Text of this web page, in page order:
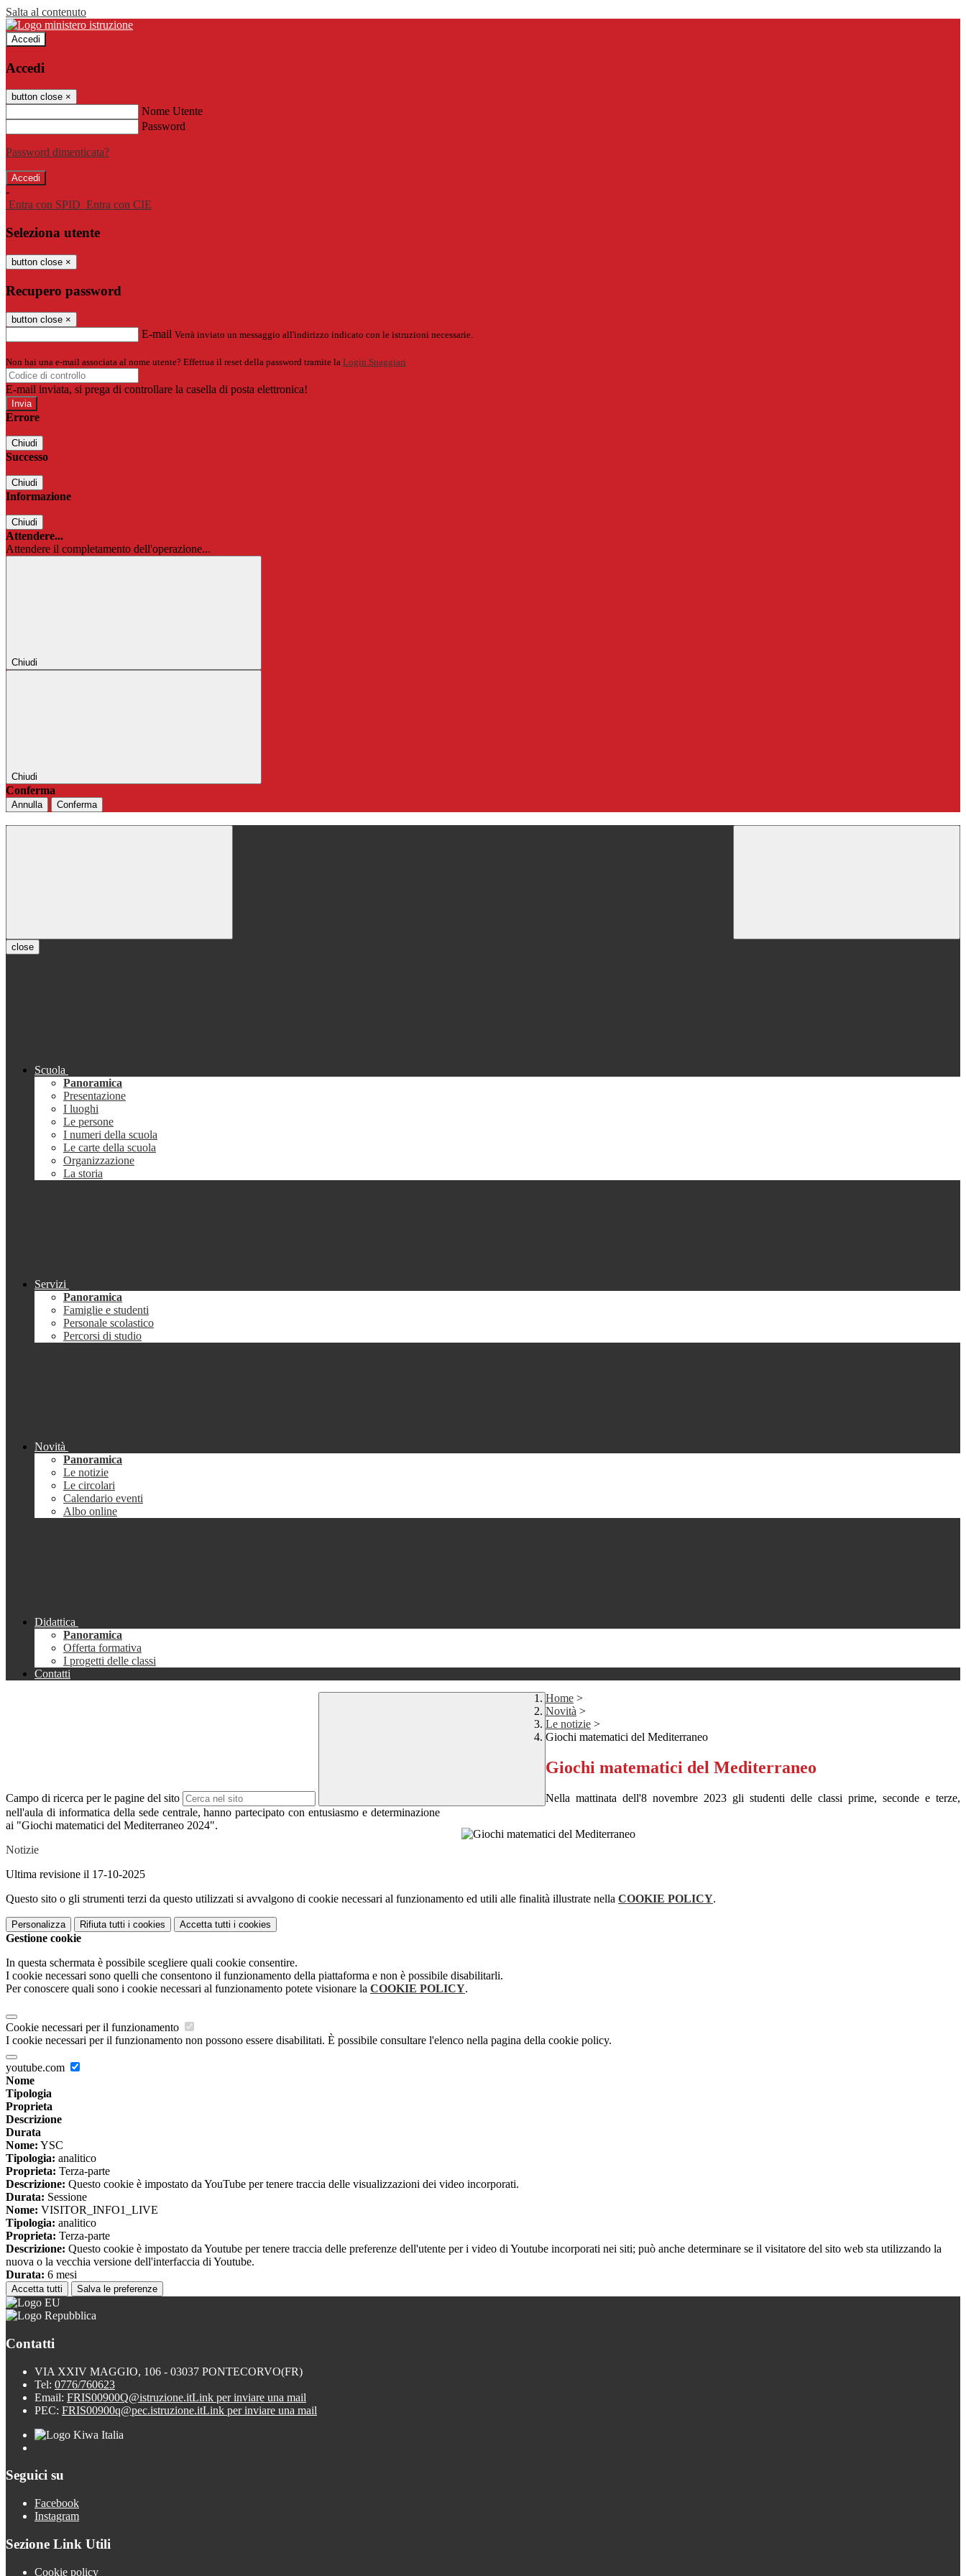
Salta al contenuto
Accedi
Accedi
button close ×
Nome Utente
Password
Password dimenticata?
-
Entra con SPID Entra con CIE
Seleziona utente
button close ×
Recupero password
button close ×
E-mail Verrà inviato un messaggio all'indirizzo indicato con le istruzioni necessarie.
Non hai una e-mail associata al nome utente? Effettua il reset della password tramite la Login Spaggiari
E-mail inviata, si prega di controllare la casella di posta elettronica!
Errore
Chiudi
Successo
Chiudi
Informazione
Chiudi
Attendere...
Attendere il completamento dell'operazione...
Chiudi
Chiudi
Conferma
Annulla Conferma
close
Scuola
Panoramica
Presentazione
I luoghi
Le persone
I numeri della scuola
Le carte della scuola
Organizzazione
La storia
Servizi
Panoramica
Famiglie e studenti
Personale scolastico
Percorsi di studio
Novità
Panoramica
Le notizie
Le circolari
Calendario eventi
Albo online
Didattica
Panoramica
Offerta formativa
I progetti delle classi
Contatti
Campo di ricerca per le pagine del sito
Home >
Novità >
Le notizie >
Giochi matematici del Mediterraneo
Giochi matematici del Mediterraneo
Nella mattinata dell'8 novembre 2023 gli studenti delle classi prime, seconde e terze,
nell'aula di informatica della sede centrale, hanno partecipato con entusiasmo e determinazione
ai "Giochi matematici del Mediterraneo 2024".
Notizie
Ultima revisione il 17-10-2025
Questo sito o gli strumenti terzi da questo utilizzati si avvalgono di cookie necessari al funzionamento ed utili alle finalità illustrate nella COOKIE POLICY.
Personalizza Rifiuta tutti i cookies Accetta tutti i cookies
Gestione cookie
In questa schermata è possibile scegliere quali cookie consentire.
I cookie necessari sono quelli che consentono il funzionamento della piattaforma e non è possibile disabilitarli.
Per conoscere quali sono i cookie necessari al funzionamento potete visionare la COOKIE POLICY.
Cookie necessari per il funzionamento
I cookie necessari per il funzionamento non possono essere disabilitati. È possibile consultare l'elenco nella pagina della cookie policy.
youtube.com
Nome
Tipologia
Proprieta
Descrizione
Durata
Nome: YSC
Tipologia: analitico
Proprieta: Terza-parte
Descrizione: Questo cookie è impostato da YouTube per tenere traccia delle visualizzazioni dei video incorporati.
Durata: Sessione
Nome: VISITOR_INFO1_LIVE
Tipologia: analitico
Proprieta: Terza-parte
Descrizione: Questo cookie è impostato da Youtube per tenere traccia delle preferenze dell'utente per i video di Youtube incorporati nei siti; può anche determinare se il visitatore del sito web sta utilizzando la
nuova o la vecchia versione dell'interfaccia di Youtube.
Durata: 6 mesi
Accetta tutti Salva le preferenze
Contatti
VIA XXIV MAGGIO, 106 - 03037 PONTECORVO(FR)
Tel: 0776/760623
Email: FRIS00900Q@istruzione.itLink per inviare una mail
PEC: FRIS00900q@pec.istruzione.itLink per inviare una mail
Seguici su
Facebook
Instagram
Sezione Link Utili
Cookie policy